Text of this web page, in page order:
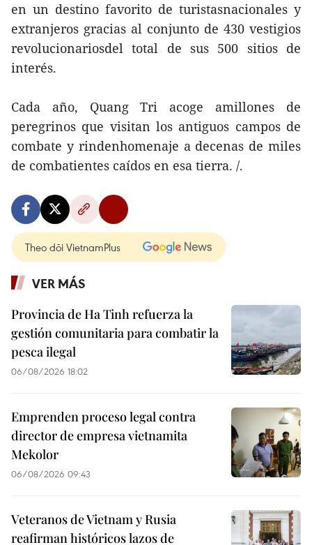
en un destino favorito de turistasnacionales y
extranjeros gracias al conjunto de 430 vestigios
revolucionariosdel total de sus 500 sitios de
interés.
Cada año, Quang Tri acoge amillones de
peregrinos que visitan los antiguos campos de
combate y rindenhomenaje a decenas de miles
de combatientes caídos en esa tierra. /.
Theo dõi VietnamPlus
VER MÁS
Provincia de Ha Tinh refuerza la
gestión comunitaria para combatir la
pesca ilegal
06/08/2026 18:02
Emprenden proceso legal contra
director de empresa vietnamita
Mekolor
06/08/2026 09:43
Veteranos de Vietnam y Rusia
reafirman históricos lazos de